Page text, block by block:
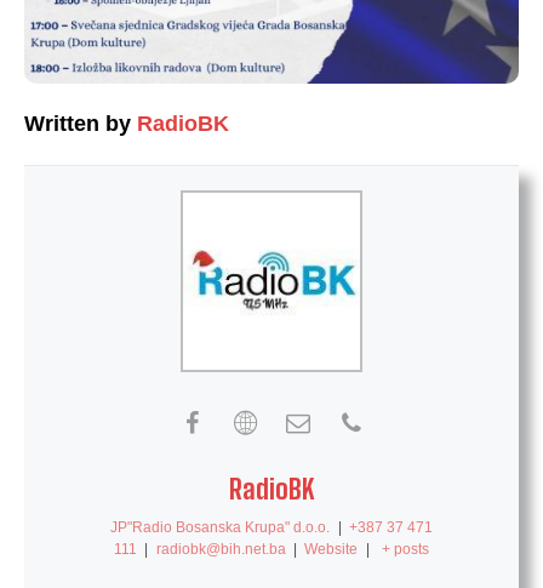
Written by RadioBK
RadioBK
JP"Radio Bosanska Krupa" d.o.o. | +387 37 471
111
| radiobk@bih.net.ba | Website | + posts